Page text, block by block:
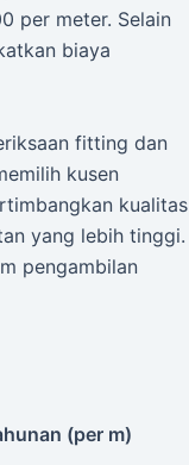
per meter. Selain
biaya
fitting dan
kusen
kualitas
yang lebih tinggi.
pengambilan
(per m)